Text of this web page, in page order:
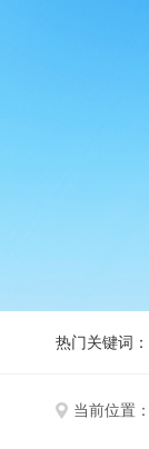
热门关键词：
当前位置：